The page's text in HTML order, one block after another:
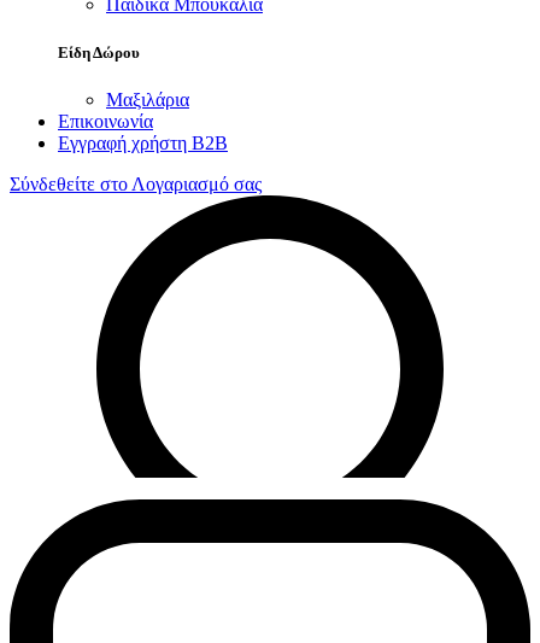
Παιδικά Μπουκάλια
Είδη Δώρου
Μαξιλάρια
Επικοινωνία
Εγγραφή χρήστη B2B
Σύνδεθείτε στο Λογαριασμό σας